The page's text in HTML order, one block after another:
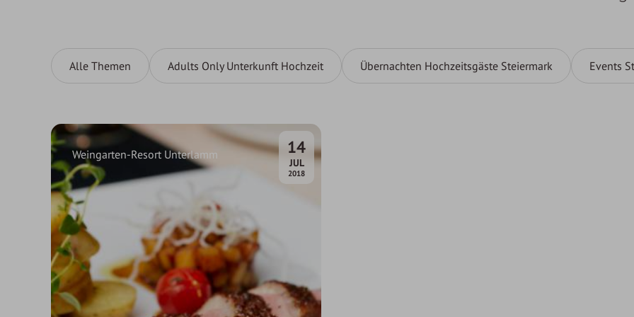
Alle Themen Adults Only Unterkunft Hochzeit Übernachten Hochzeitsgäste Steiermark Events
14
JUL.
2018
Weingarten-Resort Unterlamm